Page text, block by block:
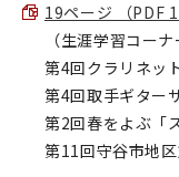
19ページ （PDF
（生涯学習コーナ
第4回クラリネッ
第4回取手ギター
第2回春をよぶ「
第11回守谷市地